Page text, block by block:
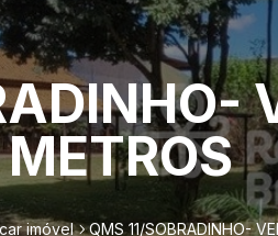
imóvel QMS 11/SOBRADINHO-